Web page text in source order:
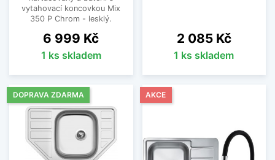
vytahovací koncovkou Mix
350 P Chrom - lesklý.
Cena
6 999 Kč
1 ks skladem
Cena
2 085 Kč
1 ks skladem
DOPRAVA ZDARMA AKCE